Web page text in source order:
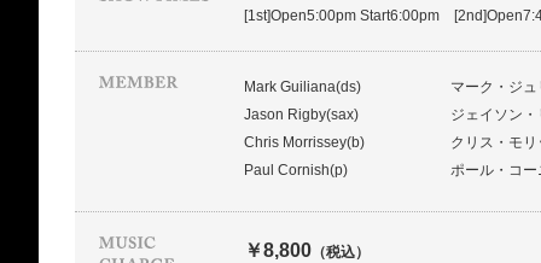
[1st]Open5:00pm Start6:00pm
Mark Guiliana(ds)
マーク・ジ
Jason Rigby(sax)
ジェイソン
Chris Morrissey(b)
クリス・モ
Paul Cornish(p)
ポール・コ
￥8,800 （税込）